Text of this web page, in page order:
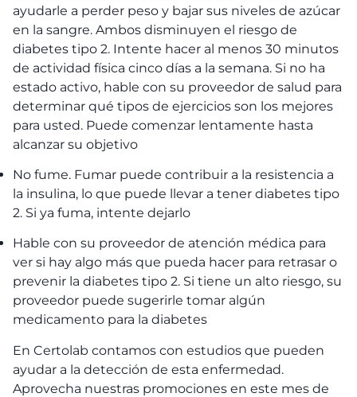
ayudarle a perder peso y bajar sus niveles de azúcar
en la sangre. Ambos disminuyen el riesgo de
diabetes tipo 2. Intente hacer al menos 30 minutos
de actividad física cinco días a la semana. Si no ha
estado activo, hable con su proveedor de salud para
determinar qué tipos de ejercicios son los mejores
para usted. Puede comenzar lentamente hasta
alcanzar su objetivo
No fume. Fumar puede contribuir a la resistencia a
la insulina, lo que puede llevar a tener diabetes tipo
2. Si ya fuma, intente dejarlo
Hable con su proveedor de atención médica para
ver si hay algo más que pueda hacer para retrasar o
prevenir la diabetes tipo 2. Si tiene un alto riesgo, su
proveedor puede sugerirle tomar algún
medicamento para la diabetes
En Certolab contamos con estudios que pueden
ayudar a la detección de esta enfermedad.
Aprovecha nuestras promociones en este mes de